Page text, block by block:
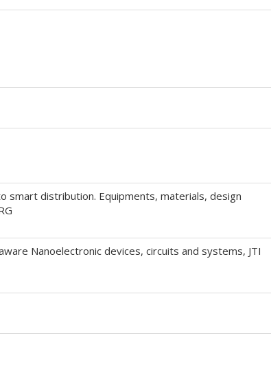
smart distribution. Equipments, materials, design
Nanoelectronic devices, circuits and systems, JTI